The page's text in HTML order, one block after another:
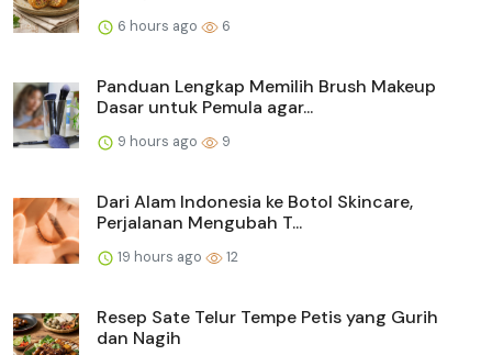
6 hours ago 6
Panduan Lengkap Memilih Brush Makeup
Dasar untuk Pemula agar...
9 hours ago 9
Dari Alam Indonesia ke Botol Skincare,
Perjalanan Mengubah T...
19 hours ago 12
Resep Sate Telur Tempe Petis yang Gurih
dan Nagih